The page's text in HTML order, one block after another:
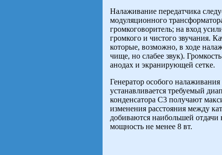
Налаживание передатчика
модуляционного
громкоговоритель; на вход
громкого и чистого звучания.
которые, возможно, в ходе
чище, но слабее звук).
анодах и экранирующей сетке.
Генератор особого
устанавливается требуемый
конденсатора С3 получают
изменения расстояния между
добиваются наибольшей
мощность не менее 8 вт.